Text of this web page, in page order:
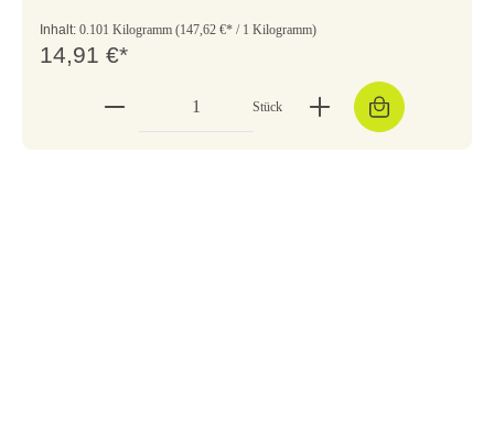
Inhalt: 0.101 Kilogramm (147,62 €* / 1 Kilogramm)
14,91 €*
Stück